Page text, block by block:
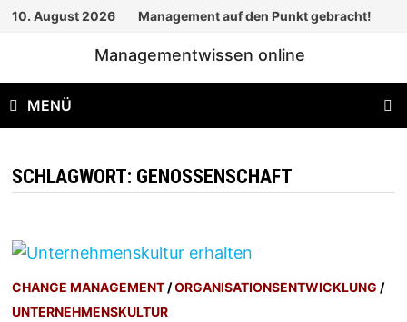
Zum10. August 2026 Management auf den Punkt gebracht!
Managementwissen online
MENÜ
SCHLAGWORT: GENOSSENSCHAFT
CHANGE MANAGEMENT /ORGANISATIONSENTWICKLUNG /
UNTERNEHMENSKULTUR